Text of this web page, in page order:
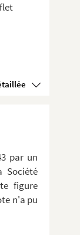
détaillée
par un
Société
figure
n'a pu